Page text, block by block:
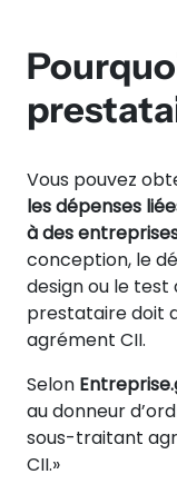
Vous pouvez
les dépenses
à des
conception, le
design ou le
prestataire doit
agrément CII.
Selon
au donneur
sous-traitant
CII.»